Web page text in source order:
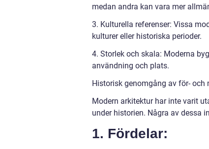
medan andra kan vara mer
3. Kulturella referenser: Vissa
kulturer eller historiska perioder.
4. Storlek och skala: Moderna
användning och plats.
Historisk genomgång av för-
Modern arkitektur har inte varit
under historien. Några av dessa
1. Fördelar: